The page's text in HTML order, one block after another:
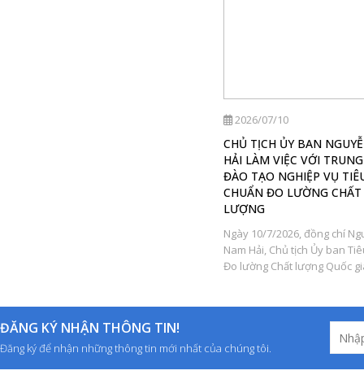
2026/07/10
CHỦ TỊCH ỦY BAN
HẢI LÀM VIỆC VỚI
ĐÀO TẠO NGHIỆP VỤ
CHUẨN ĐO LƯỜNG CHẤT
LƯỢNG
Ngày 10/7/2026, đồng chí
Nam Hải, Chủ tịch Ủy ban
Đo lường Chất lượng Quốc
ĐĂNG KÝ NHẬN THÔNG TIN!
Đăng ký để nhận những thông tin mới nhất của chúng tôi.